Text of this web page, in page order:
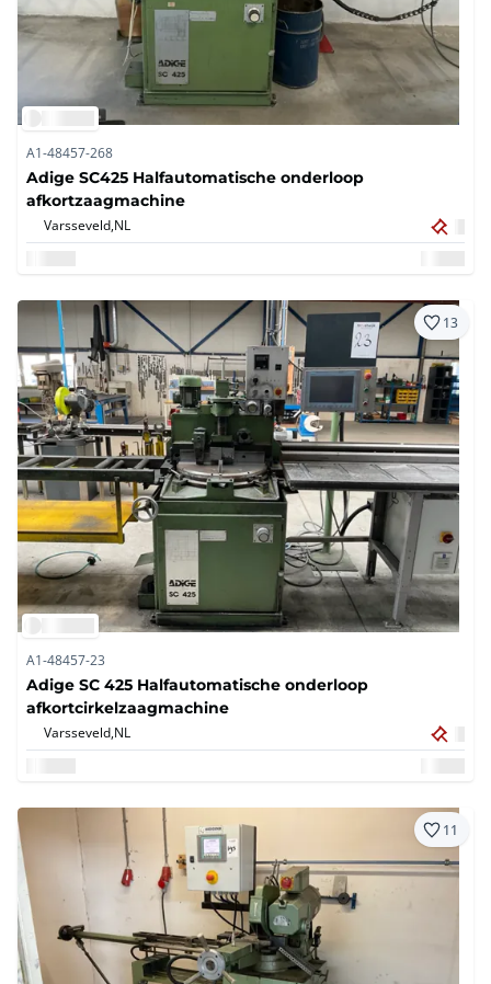
A1-48457-268
Adige SC425 Halfautomatische onderloop
afkortzaagmachine
Varsseveld,NL
13
A1-48457-23
Adige SC 425 Halfautomatische onderloop
afkortcirkelzaagmachine
Varsseveld,NL
11